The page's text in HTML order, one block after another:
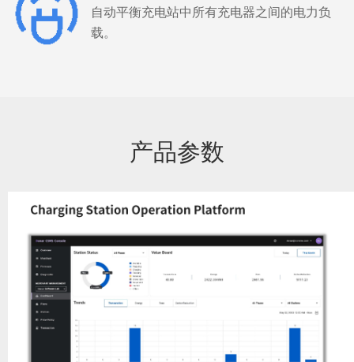
自动平衡充电站中所有充电器之间的电力负
载。
产品参数